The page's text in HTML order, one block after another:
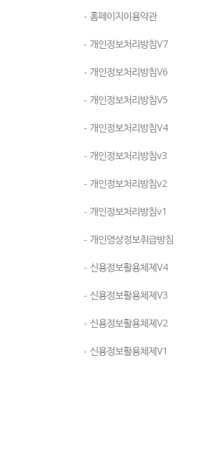
- 홈페이지이용약관
- 개인정보처리방침V7
- 개인정보처리방침V6
- 개인정보처리방침V5
- 개인정보처리방침V4
- 개인정보처리방침v3
- 개인정보처리방침v2
- 개인정보처리방침v1
- 개인영상정보취급방침
- 신용정보활용체제V4
- 신용정보활용체제V3
- 신용정보활용체제V2
- 신용정보활용체제V1